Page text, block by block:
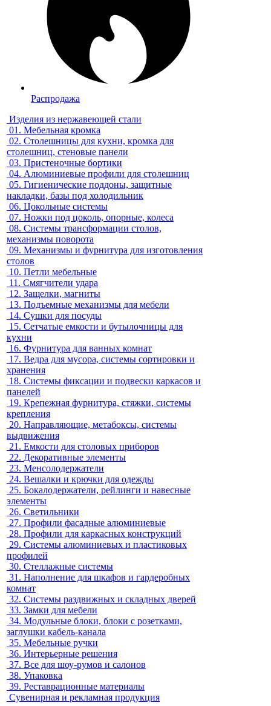
Распродажа
Изделия из нержавеющей стали
01. Мебельная кромка
02. Столешницы для кухни, кромка для
столешниц, стеновые панели
03. Пристеночные бортики
04. Алюминиевые профили для столешниц
05. Гигиенические поддоны, защитные
накладки, базы под холодильник
06. Цокольные системы
07. Ножки под цоколь, опорные, колеса
08. Системы трансформации столов,
механизмы поворота
09. Механизмы и фурнитура для изготовления
столов
10. Петли мебельные
11. Смягчители удара
12. Защелки, магниты
13. Подъемные механизмы для мебели
14. Сушки для посуды
15. Сетчатые емкости и бутылочницы для
кухни
16. Фурнитура для ванных комнат
17. Ведра для мусора, системы сортировки и
хранения
18. Системы фиксации и подвески каркасов и
панелей
19. Крепежная фурнитура, стяжки, системы
крепления
20. Направляющие, метабоксы, системы
выдвижения
21. Емкости для столовых приборов
22. Декоративные элементы
23. Менсолодержатели
24. Вешалки и крючки для одежды
25. Бокалодержатели, рейлинги и навесные
элементы
26. Светильники
27. Профили фасадные алюминиевые
28. Профили для каркасных конструкций
29. Системы алюминиевых и пластиковых
профилей
30. Стеллажные системы
31. Наполнение для шкафов и гардеробных
комнат
32. Системы раздвижных и складных дверей
33. Замки для мебели
34. Модульные блоки, блоки с розетками,
заглушки кабель-канала
35. Мебельные ручки
36. Интерьерные решения
37. Все для шоу-румов и салонов
38. Упаковка
39. Реставрационные материалы
Сувенирная и рекламная продукция